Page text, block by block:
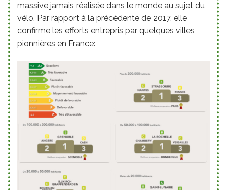
massive jamais réalisée dans le monde au sujet du
vélo. Par rapport à la précédente de 2017, elle
confirme les efforts entrepris par quelques villes
pionnières en France: